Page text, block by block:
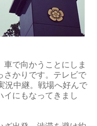
で向かうことにしま
さかりです。テレビで
況中継。戦場へ好んで
イにもなってきまし